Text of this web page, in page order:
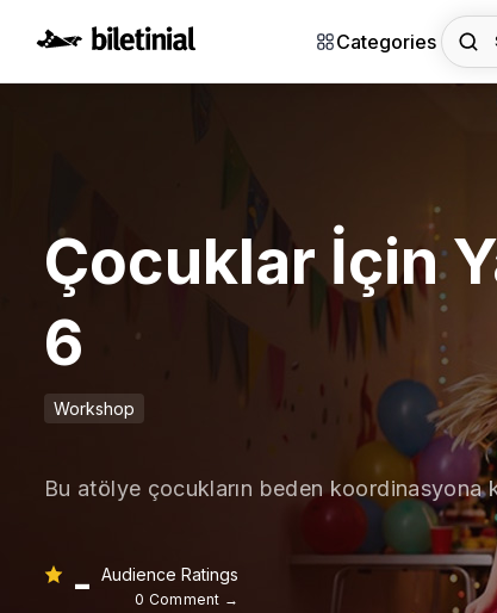
Categories
Çocuklar İçin
6
Workshop
Bu atölye çocukların beden koordinasyona
- Audience Ratings
0 Comment →